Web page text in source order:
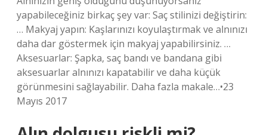
yapabileceğiniz birkaç şey var: Saç stilinizi değiştirin:
… Makyaj yapın: Kaşlarınızı koyulaştırmak ve alnınızı
daha dar göstermek için makyaj yapabilirsiniz. …
Aksesuarlar: Şapka, saç bandı ve bandana gibi
aksesuarlar alnınızı kapatabilir ve daha küçük
görünmesini sağlayabilir. Daha fazla makale…•23
Mayıs 2017